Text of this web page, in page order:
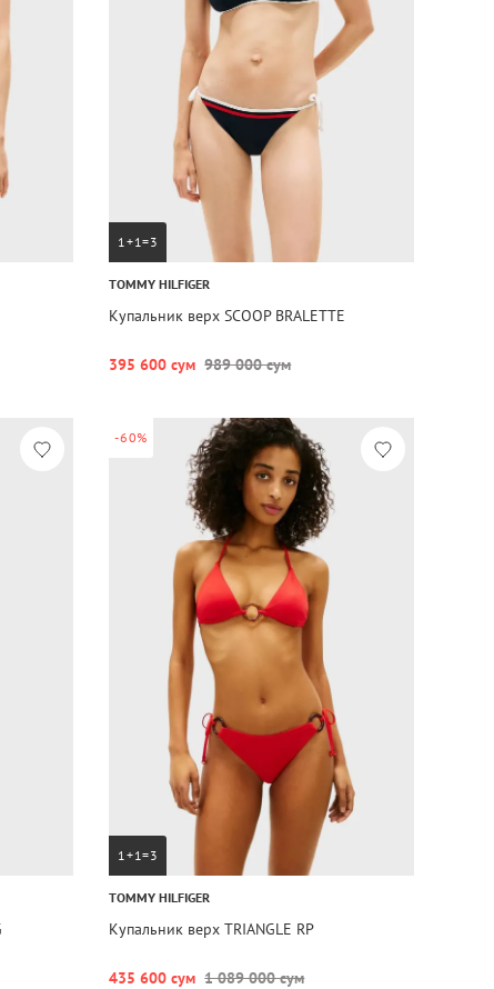
1+1=3
TOMMY HILFIGER
Купальник верх SCOOP BRALETTE
395 600 сум 989 000 сум
-60%
1+1=3
TOMMY HILFIGER
Купальник верх TRIANGLE RP
435 600 сум 1 089 000 сум